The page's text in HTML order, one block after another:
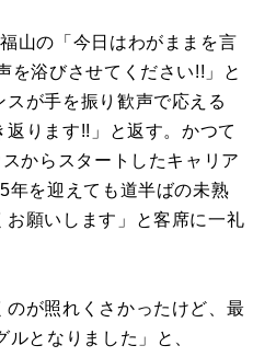
山の「今日はわがままを言
を浴びさせてください!!」と
が手を振り歓声で応える
ります!!」と返す。かつて
からスタートしたキャリア
年を迎えても道半ばの未熟
願いします」と客席に一礼
のが照れくさかったけど、最
となりました」と、